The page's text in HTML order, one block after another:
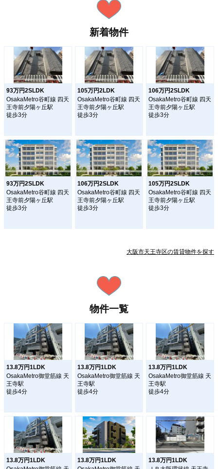
新着物件
93万円2SLDK
OsakaMetro谷町線 四天
王寺前夕陽ヶ丘駅
徒歩3分
105万円2LDK
OsakaMetro谷町線 四天
王寺前夕陽ヶ丘駅
徒歩3分
106万円2SLDK
OsakaMetro谷町線 四天
王寺前夕陽ヶ丘駅
徒歩3分
93万円2SLDK
OsakaMetro谷町線 四天
王寺前夕陽ヶ丘駅
徒歩3分
106万円2SLDK
OsakaMetro谷町線 四天
王寺前夕陽ヶ丘駅
徒歩3分
105万円2SLDK
OsakaMetro谷町線 四天
王寺前夕陽ヶ丘駅
徒歩3分
大阪市天王寺区の賃貸物件を探す
物件一覧
13.8万円1LDK
OsakaMetro御堂筋線 天
王寺駅
徒歩4分
13.8万円1LDK
OsakaMetro御堂筋線 天
王寺駅
徒歩4分
13.8万円1LDK
OsakaMetro御堂筋線 天
王寺駅
徒歩4分
13.8万円1LDK 13.8万円1LDK 13.8万円1LDK